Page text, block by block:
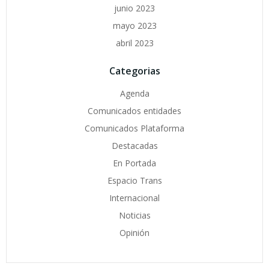
junio 2023
mayo 2023
abril 2023
Categorias
Agenda
Comunicados entidades
Comunicados Plataforma
Destacadas
En Portada
Espacio Trans
Internacional
Noticias
Opinión